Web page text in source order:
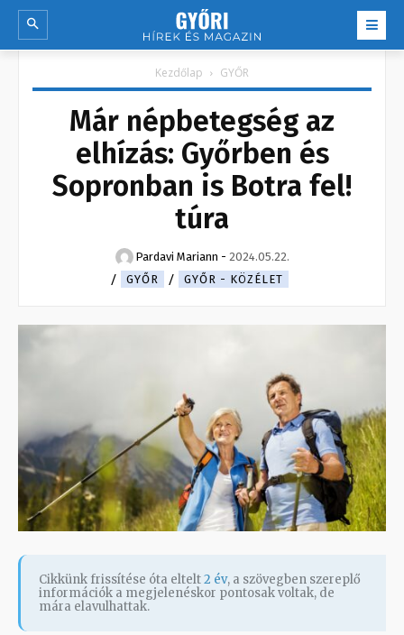
Kezdőlap GYŐR
Már népbetegség az
elhízás: Győrben és
Sopronban is Botra fel!
túra
Pardavi Mariann - 2024.05.22.
GYŐR
GYŐR - KÖZÉLET
Cikkünk frissítése óta eltelt2 év, a szövegben szereplő
információk a megjelenéskor pontosak voltak, de
mára elavulhattak.